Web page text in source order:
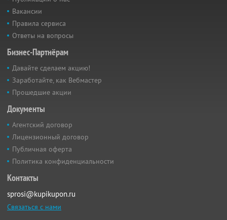
Вакансии
Правила сервиса
Ответы на вопросы
Бизнес-Партнёрам
Давайте сделаем акцию!
Заработайте, как Вебмастер
Прошедшие акции
Документы
Агентский договор
Лицензионный договор
Публичная оферта
Политика конфиденциальности
Контакты
sprosi@kupikupon.ru
Связаться с нами